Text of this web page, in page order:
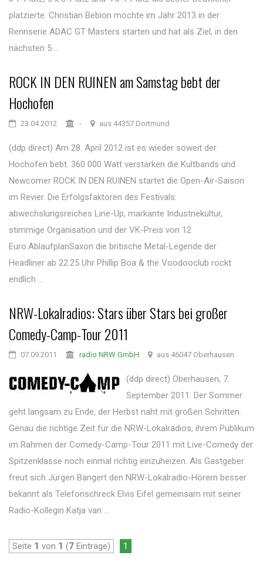
platzierte. Christian Bebion möchte im Jahr 2013 in der
Rennserie ADAC GT Masters starten und hat als Ziel, in den
nächsten 5 ...
ROCK IN DEN RUINEN am Samstag bebt der
Hochofen
23.04.2012 - aus 44357 Dortmund
(ddp direct) Am 28. April 2012 ist es wieder soweit der
Hochofen bebt. 360 000 Watt verstärken die Kultbands und
Newcomer ROCK IN DEN RUINEN startet die Open-Air-Saison
im Revier. Die Erfolgsfaktoren des Festivals:
abwechslungsreiches Line-Up, markante Industriekultur,
stimmige Organisation und der VK-Preis von 12
Euro.AblaufplanSaxon die britische Metal-Legende der
Headliner ab 22.25 Uhr Phillip Boa & the Voodooclub rockt
endlich ...
NRW-Lokalradios: Stars über Stars bei großer
Comedy-Camp-Tour 2011
07.09.2011 radio NRW GmbH aus 46047 Oberhausen
(ddp direct) Oberhausen, 7.
September 2011: Der Sommer
geht langsam zu Ende, der Herbst naht mit großen Schritten.
Genau die richtige Zeit für die NRW-Lokalradios, ihrem Publikum
im Rahmen der Comedy-Camp-Tour 2011 mit Live-Comedy der
Spitzenklasse noch einmal richtig einzuheizen. Als Gastgeber
freut sich Jürgen Bangert den NRW-Lokalradio-Hörern besser
bekannt als Telefonschreck Elvis Eifel gemeinsam mit seiner
Radio-Kollegin Katja van ...
Seite 1 von 1 (7 Einträge) 1